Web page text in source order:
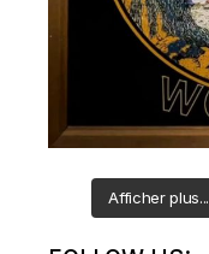
Afficher plus...